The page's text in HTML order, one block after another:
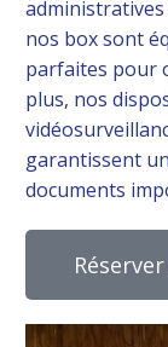
administratives
nos box sont
parfaites pour
plus, nos
garantissent
documents